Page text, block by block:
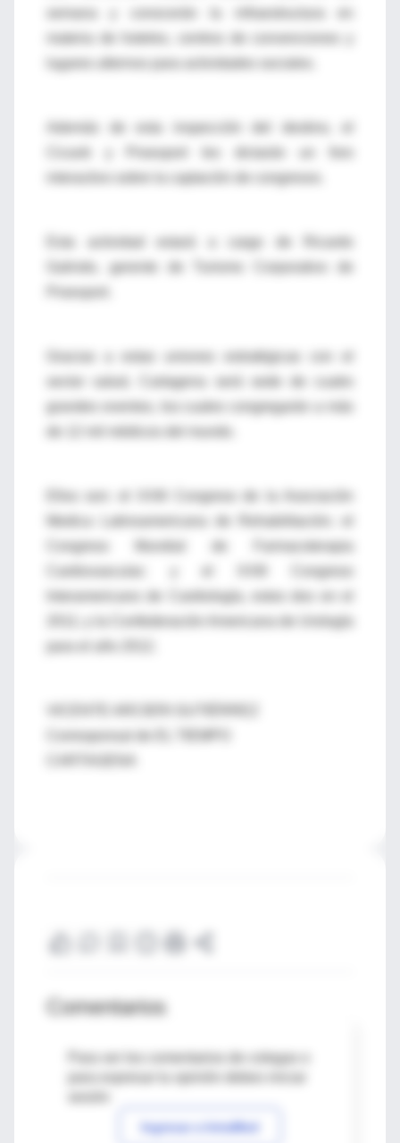
lugares alternos para actividades sociales.
interactivo sobre la captación de congresos.
Esta actividad estará a cargo de Ricardo
Galindo, gerente de Turismo Corporativo de
Gracias a estas uniones estratégicas con el
sector salud, Cartagena será sede de cuatro
grandes eventos, los cuales congregarán a más
Ellos son: el XXIII Congreso de la Asociación
Congreso Mundial de Farmacoterapia
Cardiovascular; y el XXIII Congreso
Interamericano de Cardiología, estos dos en el
2011; y la Confederación Americana de Urología
Comentarios
Para ver los comentarios de colegas o
Ingresar a IntraMed